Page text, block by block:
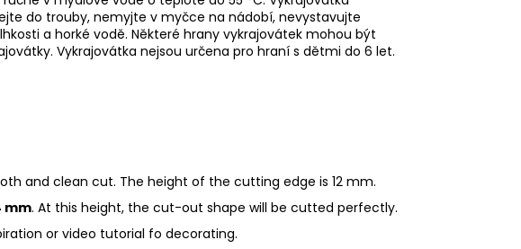
do trouby, nemyjte v myčce na nádobí, nevystavujte
a horké vodě. Některé hrany vykrajovátek mohou být
Vykrajovátka nejsou určena pro hraní s dětmi do 6 let.
and clean cut. The height of the cutting edge is 12 mm.
mm. At this height, the cut-out shape will be cutted perfectly.
or video tutorial fo decorating.